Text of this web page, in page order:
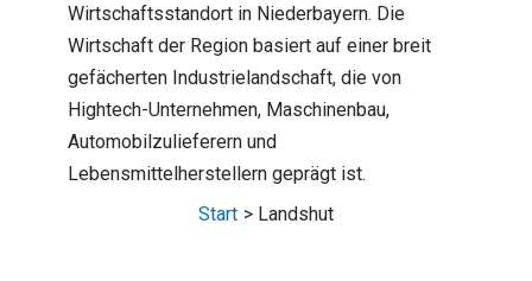
Wirtschaftsstandort in Niederbayern. Die
Wirtschaft der Region basiert auf einer breit
gefächerten Industrielandschaft, die von
Hightech-Unternehmen, Maschinenbau,
Automobilzulieferern und
Lebensmittelherstellern geprägt ist.
Start
Landshut